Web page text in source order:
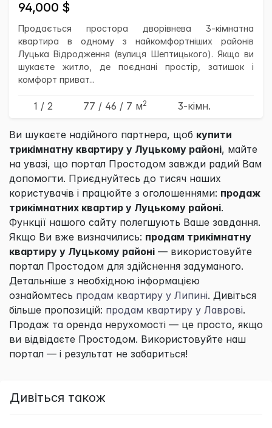
94,000 $
Продається простора дворівнева 3-кімнатна
квартира в одному з найкомфортніших районів
Луцька Відродження (вулиця Шептицького). Якщо ви
шукаєте житло, де поєднані простір, затишок і
комфорт приват...
1 / 2 77 / 46 / 7 м2 3-кімн.
Ви шукаєте надійного партнера, щоб купити
трикімнатну квартиру у Луцькому районі, майте
на увазі, що портал Простодом завжди радий Вам
допомогти. Приєднуйтесь до тисяч наших
користувачів і працюйте з оголошеннями: продаж
трикімнатних квартир у Луцькому районі.
Функції нашого сайту полегшують Ваше завдання.
Якщо Ви вже визначились: продам трикімнатну
квартиру у Луцькому районі — використовуйте
портал Простодом для здійснення задуманого.
Детальніше з необхідною інформацією
ознайомтесь продам квартиру у Липині. Дивіться
більше пропозицій: продам квартиру у Лаврові.
Продаж та оренда нерухомості — це просто, якщо
ви відвідаєте Простодом. Використовуйте наш
портал — і результат не забариться!
Дивіться також